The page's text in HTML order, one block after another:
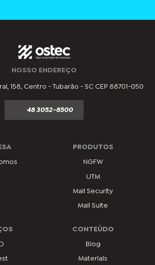
NOSSO ENDEREÇO
158, Centro - Tubarão - SC CEP 88701-050
48 3052-8500
PRODUTOS
NGFW
UTM
Mail Security
Mail Suite
CONTEÚDO
Blog
Materiais